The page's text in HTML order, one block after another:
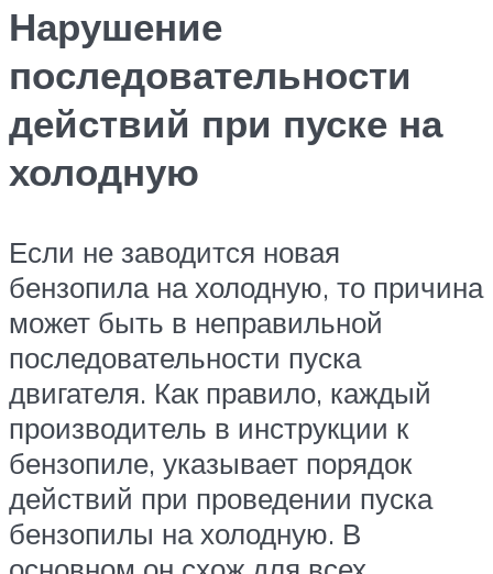
Нарушение
последовательности
действий при пуске на
холодную
Если не заводится новая
бензопила на холодную, то причина
может быть в неправильной
последовательности пуска
двигателя. Как правило, каждый
производитель в инструкции к
бензопиле, указывает порядок
действий при проведении пуска
бензопилы на холодную. В